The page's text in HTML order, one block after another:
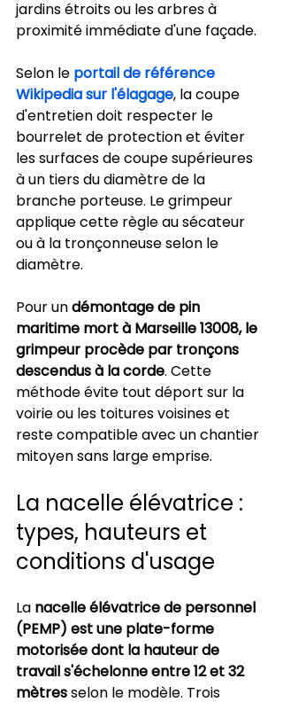
jardins étroits ou les arbres à
proximité immédiate d'une façade.
Selon le portail de référence
Wikipedia sur l'élagage, la coupe
d'entretien doit respecter le
bourrelet de protection et éviter
les surfaces de coupe supérieures
à un tiers du diamètre de la
branche porteuse. Le grimpeur
applique cette règle au sécateur
ou à la tronçonneuse selon le
diamètre.
Pour un démontage de pin
maritime mort à Marseille 13008, le
grimpeur procède par tronçons
descendus à la corde. Cette
méthode évite tout déport sur la
voirie ou les toitures voisines et
reste compatible avec un chantier
mitoyen sans large emprise.
La nacelle élévatrice :
types, hauteurs et
conditions d'usage
La nacelle élévatrice de personnel
(PEMP) est une plate-forme
motorisée dont la hauteur de
travail s'échelonne entre 12 et 32
mètres selon le modèle. Trois